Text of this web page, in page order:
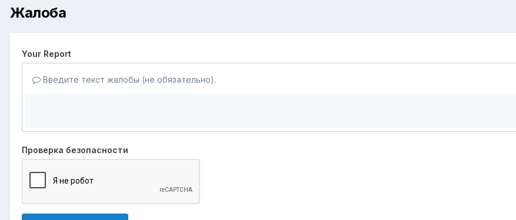
Жалоба
Your Report
Введите текст жалобы (не обязательно).
Проверка безопасности